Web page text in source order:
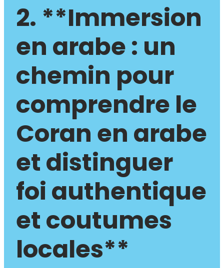
2. **Immersion
en arabe : un
chemin pour
comprendre le
Coran en arabe
et distinguer
foi authentique
et coutumes
locales**